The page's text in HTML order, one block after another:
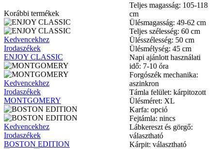
Teljes magasság: 105-118
cm
Ülésmagasság: 49-62 cm
Teljes szélesség: 60 cm
Ülésszélesség: 50 cm
Ülésmélység: 45 cm
Napi ajánlott használati
idő: 7-10 óra
Forgószék mechanika:
aszinkron
Támla felület: kárpitozott
Ülésméret: XL
Karfa: opció
Fejtámla: nincs
Lábkereszt és görgő:
választható
Kárpit: választható
Korábbi termékek
ENJOY
CLASSIC
Kedvencekhez
Irodaszékek
ENJOY CLASSIC
MONTGOMERY
Kedvencekhez
Irodaszékek
MONTGOMERY
BOSTON
EDITION
Kedvencekhez
Irodaszékek
BOSTON EDITION